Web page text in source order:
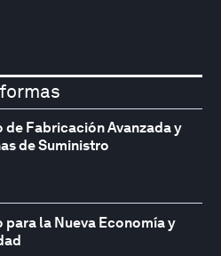
de Fabricación Avanzada y
de Suministro
para la Nueva Economía y